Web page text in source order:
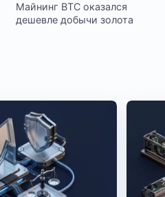
Майнинг BTC оказался
дешевле добычи золота